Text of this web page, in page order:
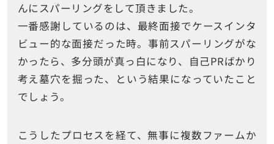
んにスパーリングをして頂きました。
一番感謝しているのは、最終面接でケースインタ
ビュー的な面接だった時。事前スパーリングがな
かったら、多分頭が真っ白になり、自己PRばかり
考え墓穴を掘った、という結果になっていたこと
でしょう。
こうしたプロセスを経て、無事に複数ファームか